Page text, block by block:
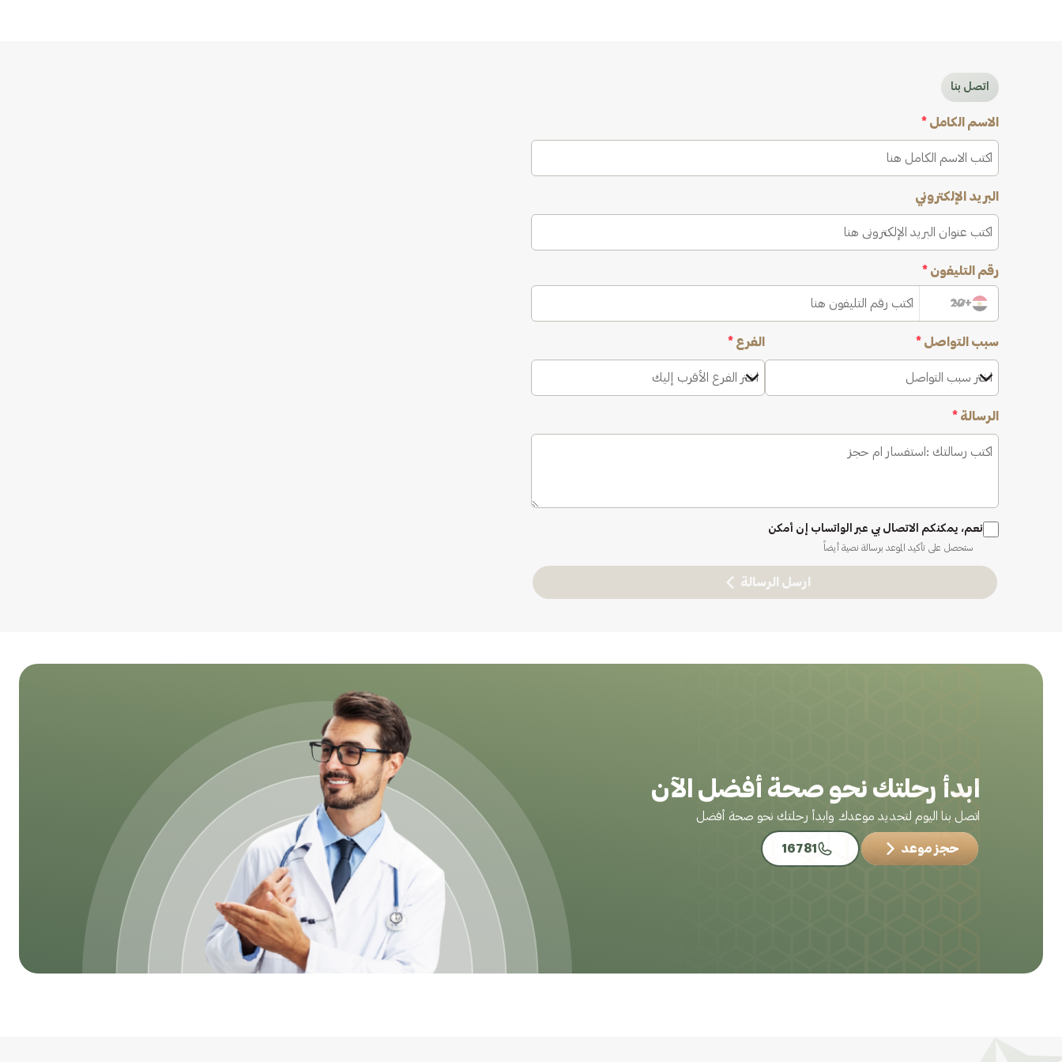
اتصل بنا
الاسم الكامل *
البريد الإلكتروني
رقم التليفون *
+20
سبب التواصل *
اختر سبب التواصل
الفرع *
اختر الفرع الأقرب إليك
الرسالة *
نعم، يمكنكم الاتصال بي عبر الواتساب إن أمكن
ستحصل على تأكيد الموعد برسالة نصية أيضاً
ارسل الرسالة
ابدأ رحلتك نحو صحة أفضل الآن
اتصل بنا اليوم لتحديد موعدك وابدأ رحلتك نحو صحة أفضل
حجز موعد 16781